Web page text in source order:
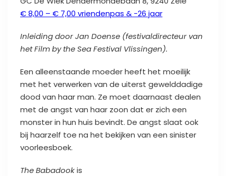
€ 8,00 – € 7,00 vriendenpas & -26 jaar
Inleiding door Jan Doense (festivaldirecteur van
het Film by the Sea Festival Vlissingen).
Een alleenstaande moeder heeft het moeilijk
met het verwerken van de uiterst gewelddadige
dood van haar man. Ze moet daarnaast dealen
met de angst van haar zoon dat er zich een
monster in hun huis bevindt. De angst slaat ook
bij haarzelf toe na het bekijken van een sinister
voorleesboek.
The Babadookis